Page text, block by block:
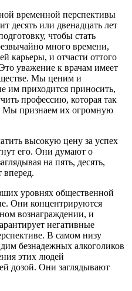
временной перспективы
десять или двенадцать лет
чтобы стать
много времени,
карьеры, и отчасти оттого
уважение к врачам имеет
Мы ценим и
им приходится приносить,
профессию, которая так
Мы признаем их огромную
высокую цену за успех
его. Они думают о
на пять, десять,
вперед.
уровнях общественной
Они концентрируются
вознаграждении, и
негативные
В самом низу
безнадежных алкоголиков
этих людей
дозой. Они заглядывают